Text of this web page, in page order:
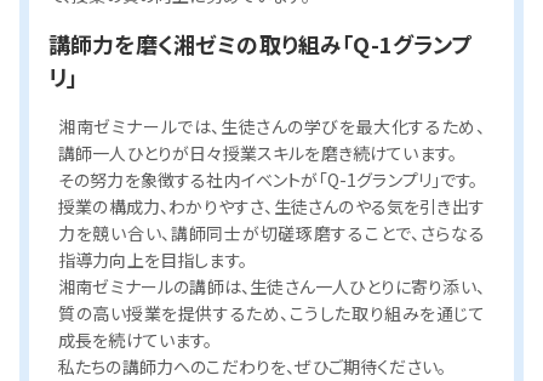
講師力を磨く湘ゼミの取り組み「Q-1グランプ
リ」
湘南ゼミナールでは、生徒さんの学びを最大化するため、
講師一人ひとりが日々授業スキルを磨き続けています。
その努力を象徴する社内イベントが「Q-1グランプリ」です。
授業の構成力、わかりやすさ、生徒さんのやる気を引き出す
力を競い合い、講師同士が切磋琢磨することで、さらなる
指導力向上を目指します。
湘南ゼミナールの講師は、生徒さん一人ひとりに寄り添い、
質の高い授業を提供するため、こうした取り組みを通じて
成長を続けています。
私たちの講師力へのこだわりを、ぜひご期待ください。